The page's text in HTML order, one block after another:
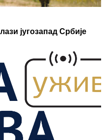
југозапад Србије